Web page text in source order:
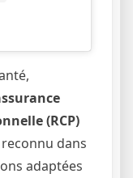
(RCP)
reconnu dans
adaptées